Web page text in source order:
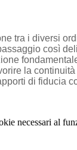
tra i diversi
così
la
di fiducia
necessari al